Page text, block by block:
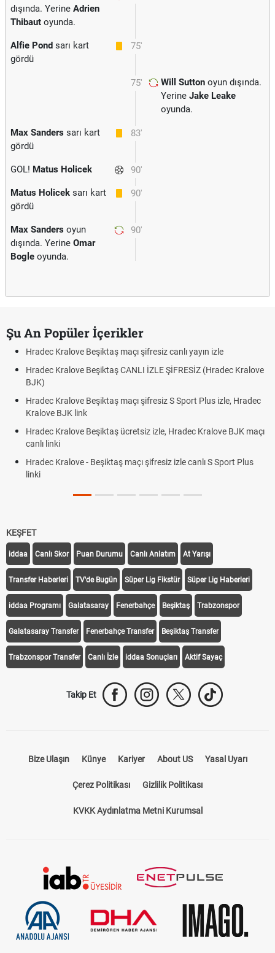
dışında. Yerine Adrien
Thibaut oyunda.
75'
Alfie Pond sarı kart
gördü
75' Will Sutton oyun dışında.
Yerine Jake Leake
oyunda.
83'
Max Sanders sarı kart
gördü
90'
GOL! Matus Holicek
90'
Matus Holicek sarı kart
gördü
90'
Max Sanders oyun
dışında. Yerine Omar
Bogle oyunda.
Şu An Popüler İçerikler
Hradec Kralove Beşiktaş maçı şifresiz canlı yayın izle
Hradec Kralove Beşiktaş CANLI İZLE ŞİFRESİZ (Hradec Kralove
BJK)
Hradec Kralove Beşiktaş maçı şifresiz S Sport Plus izle, Hradec
Kralove BJK link
Hradec Kralove Beşiktaş ücretsiz izle, Hradec Kralove BJK maçı
canlı linki
Hradec Kralove - Beşiktaş maçı şifresiz izle canlı S Sport Plus
linki
KEŞFET
iddaa Canlı Skor Puan Durumu Canlı Anlatım At Yarışı
Transfer Haberleri TV'de Bugün Süper Lig Fikstür Süper Lig Haberleri
iddaa Programı Galatasaray Fenerbahçe Beşiktaş Trabzonspor
Galatasaray Transfer Fenerbahçe Transfer Beşiktaş Transfer
Trabzonspor Transfer Canlı İzle iddaa Sonuçları Aktif Sayaç
Takip Et
Bize Ulaşın Künye Kariyer About US Yasal Uyarı
Çerez Politikası Gizlilik Politikası
KVKK Aydınlatma Metni Kurumsal